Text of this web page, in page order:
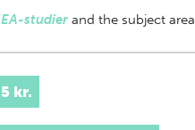
studier and the subject area
kr.